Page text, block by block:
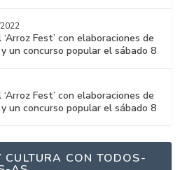
Fest’ con elaboraciones de
un concurso popular el sábado 8
Fest’ con elaboraciones de
un concurso popular el sábado 8
CULTURA CON TODOS-